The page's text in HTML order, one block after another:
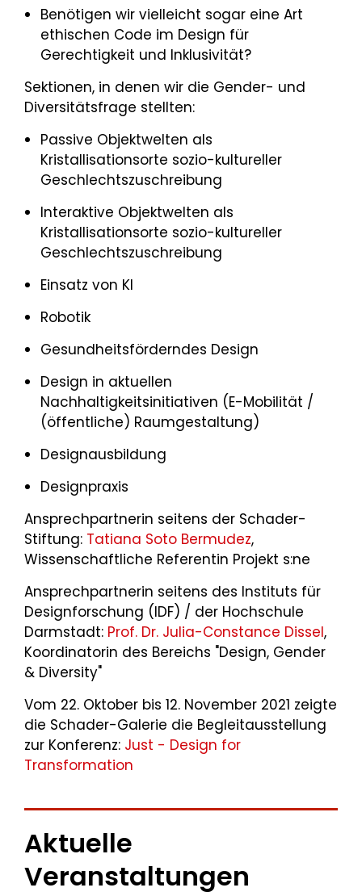
Benötigen wir vielleicht sogar eine Art
ethischen Code im Design für
Gerechtigkeit und Inklusivität?
Sektionen, in denen wir die Gender- und
Diversitätsfrage stellten:
Passive Objektwelten als
Kristallisationsorte sozio-kultureller
Geschlechtszuschreibung
Interaktive Objektwelten als
Kristallisationsorte sozio-kultureller
Geschlechtszuschreibung
Einsatz von KI
Robotik
Gesundheitsförderndes Design
Design in aktuellen
Nachhaltigkeitsinitiativen (E-Mobilität /
(öffentliche) Raumgestaltung)
Designausbildung
Designpraxis
Ansprechpartnerin seitens der Schader-
Stiftung: Tatiana Soto Bermudez,
Wissenschaftliche Referentin Projekt s:ne
Ansprechpartnerin seitens des Instituts für
Designforschung (IDF) / der Hochschule
Darmstadt: Prof. Dr. Julia-Constance Dissel,
Koordinatorin des Bereichs "Design, Gender
& Diversity"
Vom 22. Oktober bis 12. November 2021 zeigte
die Schader-Galerie die Begleitausstellung
zur Konferenz: Just - Design for
Transformation
Aktuelle
Veranstaltungen